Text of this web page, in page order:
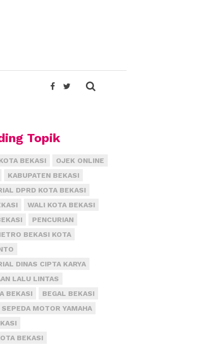
Topik
BEKASI
OJEK ONLINE
KABUPATEN BEKASI
DPRD KOTA BEKASI
WALI KOTA BEKASI
PENCURIAN
BEKASI KOTA
DINAS CIPTA KARYA
LALU LINTAS
BEKASI
BEGAL BEKASI
SEPEDA MOTOR YAMAHA
BEKASI